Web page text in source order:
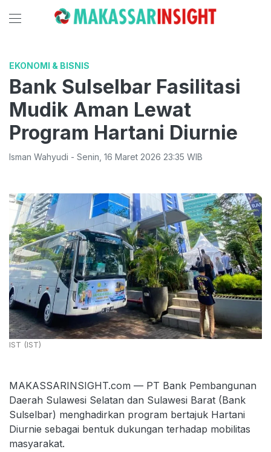
EKONOMI & BISNIS
Bank Sulselbar Fasilitasi
Mudik Aman Lewat
Program Hartani Diurnie
Isman Wahyudi - Senin 16 Maret 2026 23:35 WIB
IST (IST)
MAKASSARINSIGHT.com — PT Bank Pembangunan
Daerah Sulawesi Selatan dan Sulawesi Barat (Bank
Sulselbar) menghadirkan program bertajuk Hartani
Diurnie sebagai bentuk dukungan terhadap mobilitas
masyarakat.